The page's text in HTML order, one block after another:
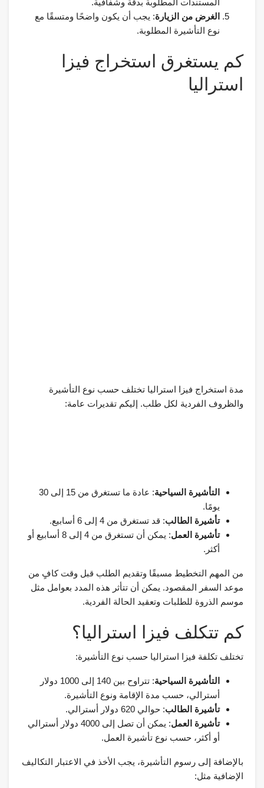
الغرض من الزيارة: يجب أن يكون واضحًا ومتسقًا مع
نوع التأشيرة المطلوبة.
كم يستغرق استخراج فيزا
استراليا
مدة استخراج فيزا استراليا تختلف حسب نوع التأشيرة
والظروف الفردية لكل طلب. إليكم تقديرات عامة:
التأشيرة السياحية
: عادة ما تستغرق من 15 إلى 30
يومًا.
تأشيرة الطالب: قد تستغرق من 4 إلى 6 أسابيع.
تأشيرة العمل
: يمكن أن تستغرق من 4 إلى 8 أسابيع أو
أكثر.
من المهم التخطيط مسبقًا وتقديم الطلب قبل وقت كافٍ من
موعد السفر المقصود. يمكن أن تتأثر هذه المدد بعوامل مثل
موسم الذروة للطلبات وتعقيد الحالة الفردية.
كم تتكلف فيزا استراليا؟
تختلف تكلفة فيزا استراليا حسب نوع التأشيرة:
التأشيرة السياحية
: تتراوح بين 140 إلى 1000 دولار
أسترالي، حسب مدة الإقامة ونوع التأشيرة.
تأشيرة الطالب: حوالي 620 دولار أسترالي.
تأشيرة العمل
: يمكن أن تصل إلى 4000 دولار أسترالي
أو أكثر، حسب نوع تأشيرة العمل.
بالإضافة إلى رسوم التأشيرة، يجب الأخذ في الاعتبار التكاليف
الإضافية مثل: